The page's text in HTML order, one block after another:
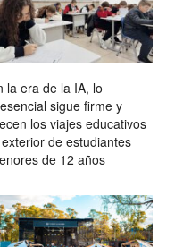
la era de la IA, lo
sigue firme y
los viajes educativos
de estudiantes
de 12 años